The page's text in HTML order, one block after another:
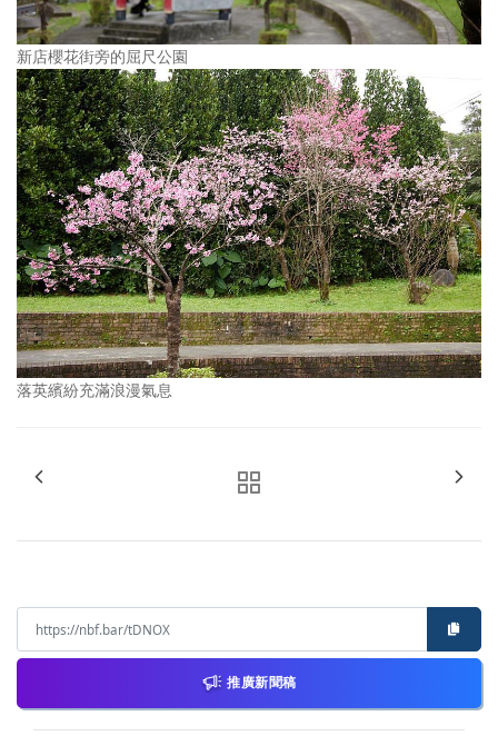
新店櫻花街旁的屈尺公園
落英繽紛充滿浪漫氣息
推廣新聞稿